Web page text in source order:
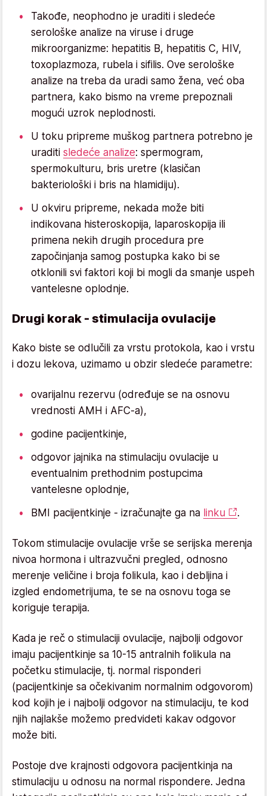
Takođe, neophodno je uraditi i sledeće
serološke analize na viruse i druge
mikroorganizme: hepatitis B, hepatitis C, HIV,
toxoplazmoza, rubela i sifilis. Ove serološke
analize na treba da uradi samo žena, već oba
partnera, kako bismo na vreme prepoznali
mogući uzrok neplodnosti.
U toku pripreme muškog partnera potrebno je
uraditi sledeće analize: spermogram,
spermokulturu, bris uretre (klasičan
bakteriološki i bris na hlamidiju).
U okviru pripreme, nekada može biti
indikovana histeroskopija, laparoskopija ili
primena nekih drugih procedura pre
započinjanja samog postupka kako bi se
otklonili svi faktori koji bi mogli da smanje uspeh
vantelesne oplodnje.
Drugi korak - stimulacija ovulacije
Kako biste se odlučili za vrstu protokola, kao i vrstu
i dozu lekova, uzimamo u obzir sledeće parametre:
ovarijalnu rezervu (određuje se na osnovu
vrednosti AMH i AFC-a),
godine pacijentkinje,
odgovor jajnika na stimulaciju ovulacije u
eventualnim prethodnim postupcima
vantelesne oplodnje,
BMI pacijentkinje - izračunajte ga na linku .
Tokom stimulacije ovulacije vrše se serijska merenja
nivoa hormona i ultrazvučni pregled, odnosno
merenje veličine i broja folikula, kao i debljina i
izgled endometrijuma, te se na osnovu toga se
koriguje terapija.
Kada je reč o stimulaciji ovulacije, najbolji odgovor
imaju pacijentkinje sa 10-15 antralnih folikula na
početku stimulacije, tj. normal risponderi
(pacijentkinje sa očekivanim normalnim odgovorom)
kod kojih je i najbolji odgovor na stimulaciju, te kod
njih najlakše možemo predvideti kakav odgovor
može biti.
Postoje dve krajnosti odgovora pacijentkinja na
stimulaciju u odnosu na normal rispondere. Jedna